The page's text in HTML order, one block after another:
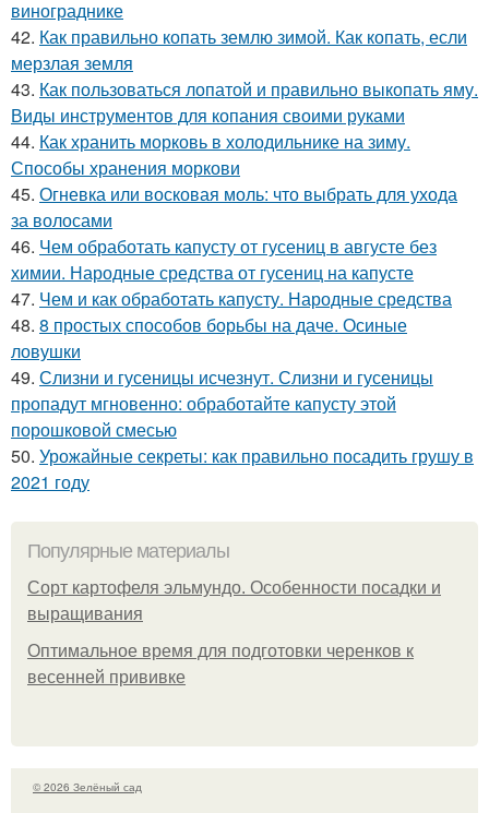
винограднике
42. Как правильно копать землю зимой. Как копать, если
мерзлая земля
43. Как пользоваться лопатой и правильно выкопать яму.
Виды инструментов для копания своими руками
44. Как хранить морковь в холодильнике на зиму.
Способы хранения моркови
45. Огневка или восковая моль: что выбрать для ухода
за волосами
46. Чем обработать капусту от гусениц в августе без
химии. Народные средства от гусениц на капусте
47. Чем и как обработать капусту. Народные средства
48. 8 простых способов борьбы на даче. Осиные
ловушки
49. Слизни и гусеницы исчезнут. Слизни и гусеницы
пропадут мгновенно: обработайте капусту этой
порошковой смесью
50. Урожайные секреты: как правильно посадить грушу в
2021 году
Популярные материалы
Сорт картофеля эльмундо. Особенности посадки и
выращивания
Оптимальное время для подготовки черенков к
весенней прививке
© 2026 Зелёный сад